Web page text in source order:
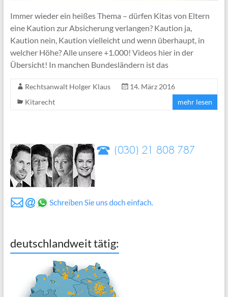
Immer wieder ein heißes Thema – dürfen Kitas von Eltern
eine Kaution zur Absicherung verlangen? Kaution ja,
Kaution nein, Kaution vielleicht und wenn überhaupt, in
welcher Höhe? Alle unsere +1.000! Videos hier in der
Übersicht! In manchen Bundesländern ist das
Rechtsanwalt Holger Klaus
14. März 2016
Kitarecht
mehr lesen
deutschlandweit tätig: